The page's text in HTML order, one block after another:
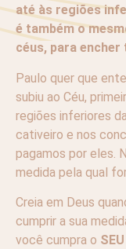
até às regiões
é também o
céus, para
Paulo quer que
subiu ao Céu,
regiões inferiores
cativeiro e nos
pagamos por eles.
medida pela qual
Creia em Deus
cumprir a sua
você cumpra o SEU